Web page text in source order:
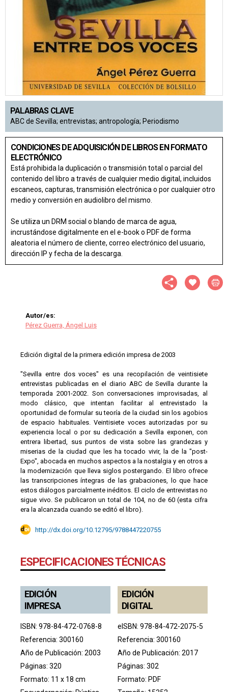
PALABRAS CLAVE
ABC de Sevilla; entrevistas; antropología; Periodismo
CONDICIONES DE ADQUISICIÓN DE LIBROS EN FORMATO
ELECTRÓNICO
Está prohibida la duplicación o transmisión total o parcial del
contenido del libro a través de cualquier medio digital, incluidos
escaneos, capturas, transmisión electrónica o por cualquier otro
medio y conversión en audiolibro del mismo.
Se utiliza un DRM social o blando de marca de agua,
incrustándose digitalmente en el e-book o PDF de forma
aleatoria el número de cliente, correo electrónico del usuario,
dirección IP y fecha de la descarga.
Autor/es:
Pérez Guerra, Ángel Luis
Edición digital de la primera edición impresa de 2003
"Sevilla entre dos voces" es una recopilación de veintisiete
entrevistas publicadas en el diario ABC de Sevilla durante la
temporada 2001-2002. Son conversaciones improvisadas, al
modo clásico, que intentan facilitar al entrevistado la
oportunidad de formular su teoría de la ciudad sin los agobios
de espacio habituales. Veintisiete voces autorizadas por su
experiencia local o por su dedicación a Sevilla exponen, con
entrera libertad, sus puntos de vista sobre las grandezas y
miserias de la ciudad que les ha tocado vivir, la de la "post-
Expo", abocada en muchos aspectos a la nostalgia y en otros a
la modernización que lleva siglos postergando. El libro ofrece
las transcripciones íntegras de las grabaciones, lo que hace
estos diálogos parcialmente inéditos. El ciclo de entrevistas no
sigue vivo. Se publicaron un total de 104, no de 60 (esta cifra
era la alcanzada cuando se editó el libro).
http://dx.doi.org/10.12795/9788447220755
ESPECIFICACIONES TÉCNICAS
EDICIÓN
IMPRESA
ISBN: 978-84-472-0768-8
Referencia: 300160
Año de Publicación: 2003
Páginas: 320
Formato: 11 x 18 cm
EDICIÓN
DIGITAL
eISBN: 978-84-472-2075-5
Referencia: 300160
Año de Publicación: 2017
Páginas: 302
Formato: PDF